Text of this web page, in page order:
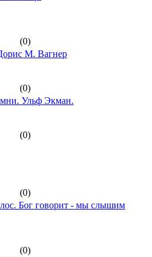
(0)
М. Вагнер
(0)
Ульф Экман.
(0)
(0)
Бог говорит - мы слышим
(0)